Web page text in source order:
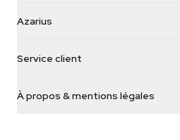
Galvaniweg 11
Nederland
+31(0)204897914
Azarius
Smokeshop
Service client
Politique de retour
À propos & mentions légales